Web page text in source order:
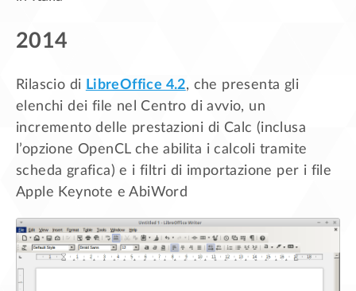
2014
Rilascio di LibreOffice 4.2, che presenta gli
elenchi dei file nel Centro di avvio, un
incremento delle prestazioni di Calc (inclusa
l’opzione OpenCL che abilita i calcoli tramite
scheda grafica) e i filtri di importazione per i file
Apple Keynote e AbiWord